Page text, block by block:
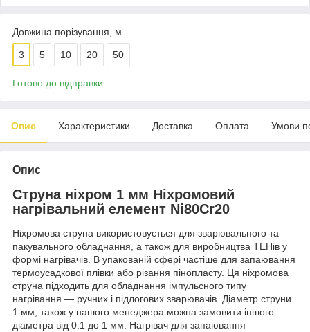
Довжина порізування, м
3 5 10 20 50
Готово до відправки
Опис Характеристики Доставка Оплата Умови
Опис
Струна ніхром 1 мм Ніхромовий
нагрівальний елемент Ni80Cr20
Ніхромова струна використовується для зварювального та
пакувального обладнання, а також для виробництва ТЕНів у
формі нагрівачів. В упакованій сфері частіше для запаювання
термоусадкової плівки або різання пінопласту. Ця ніхромова
струна підходить для обладнання імпульсного типу
нагрівання — ручних і підлогових зварювачів. Діаметр струни
1 мм, також у нашого менеджера можна замовити іншого
діаметра від 0.1 до 1 мм. Нагрівач для запаювання